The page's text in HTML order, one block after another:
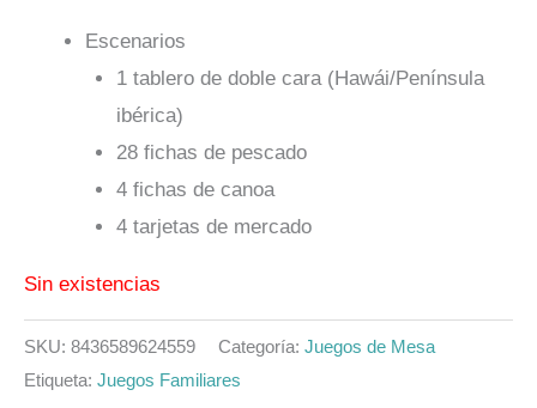
Escenarios
1 tablero de doble cara (Hawái/Península
ibérica)
28 fichas de pescado
4 fichas de canoa
4 tarjetas de mercado
Sin existencias
SKU: 8436589624559 Categoría: Juegos de Mesa
Etiqueta: Juegos Familiares